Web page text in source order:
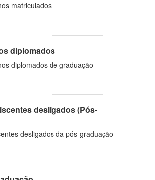
matriculados
diplomados
diplomados de graduação
desligados (Pós-
desligados da pós-graduação